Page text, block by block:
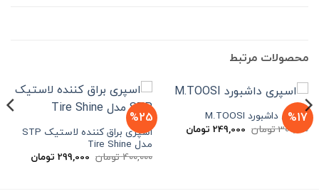
محصولات مرتبط
%17
اسپری داشبورد M.TOOSI
300,000تومان قیمت
اصلی
249,000 تومانقیمت
فعلی
249,000 تومان
%25
اسپری براق کننده لاستیک STP
مدل Tire Shine
400,000تومان قیمت
اصلی
299,000 تومانقیمت
فعلی